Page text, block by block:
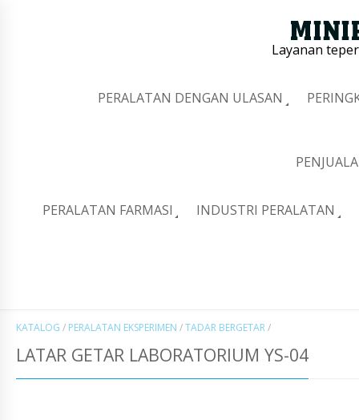
Layanan
PERALATAN DENGAN ULASAN
PERALATAN FARMASI INDUSTRI PERALATAN
KATALOG / PERALATAN EKSPERIMEN /TADAR BERGETAR/
LATAR GETAR LABORATORIUM YS-04